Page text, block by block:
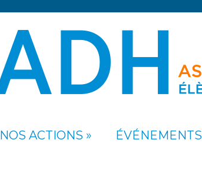
NOS ACTIONS ÉVÉNEMENTS